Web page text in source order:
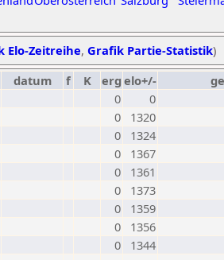
Elo-Zeitreihe, Grafik Partie-Statistik)
datum f K erg elo+/-
0
0
0
1320
0
1324
0
1367
0
1361
0
1373
0
1359
0
1356
0
1344